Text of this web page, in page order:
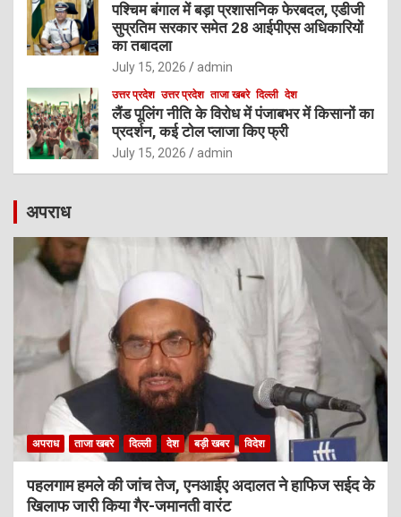
पश्चिम बंगाल में बड़ा प्रशासनिक फेरबदल, एडीजी
सुप्रतिम सरकार समेत 28 आईपीएस अधिकारियों
का तबादला
July 15, 2026 admin
उत्तर प्रदेश उत्तर प्रदेश ताजा खबरे दिल्ली देश
लैंड पूलिंग नीति के विरोध में पंजाबभर में किसानों का
प्रदर्शन, कई टोल प्लाजा किए फ्री
July 15, 2026 admin
अपराध
अपराध ताजा खबरे दिल्ली देश बड़ी खबर विदेश
पहलगाम हमले की जांच तेज, एनआईए अदालत ने हाफिज सईद के
खिलाफ जारी किया गैर-जमानती वारंट